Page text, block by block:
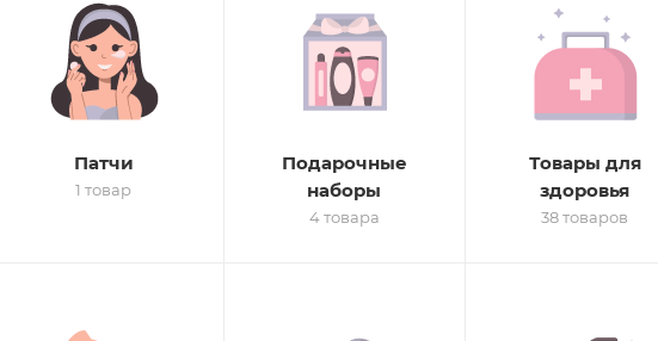
Патчи
1 товар
Подарочные
наборы
4 товара
Товары для
здоровья
38 товаров